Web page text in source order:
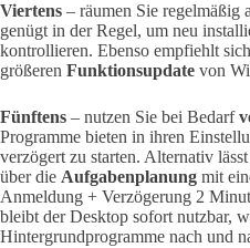
Viertens – räumen Sie regelmäßig
genügt in der Regel, um neu
kontrollieren. Ebenso empfiehlt
größeren Funktionsupdate von
Fünftens – nutzen Sie bei Bedarf
Programme bieten in ihren
verzögert zu starten. Alternativ
über die Aufgabenplanung mit
Anmeldung + Verzögerung 2
bleibt der Desktop sofort nutzbar,
Hintergrundprogramme nach und